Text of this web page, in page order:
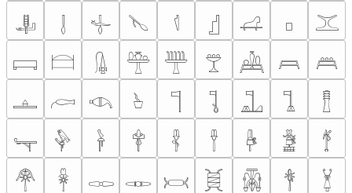
𓊣
𓊤 𓊥 𓊦 𓊧 𓊨 𓊩 𓊪
𓊫
𓊬
𓊭 𓊮 𓊯 𓊰 𓊱 𓊲 𓊳
𓊴
𓊵
𓊶 𓊷 𓊸 𓊹 𓊺 𓊻 𓊼
𓊽
𓊾
𓊿 𓋀 𓋁 𓋂 𓋃 𓋄 𓋅
𓋆
𓋇
𓋈 𓋉 𓋊 𓋋 𓋌 𓋍 𓋎
𓋏